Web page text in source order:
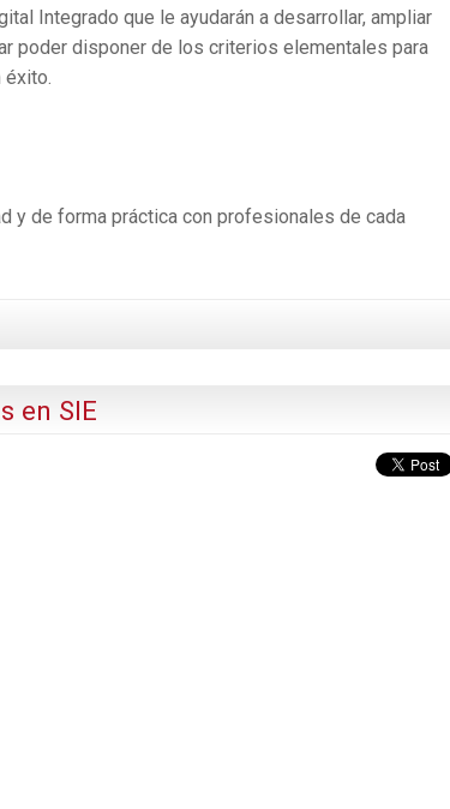
Integrado que le ayudarán a desarrollar, ampliar
poder disponer de los criterios elementales para
y de forma práctica con profesionales de cada
en SIE